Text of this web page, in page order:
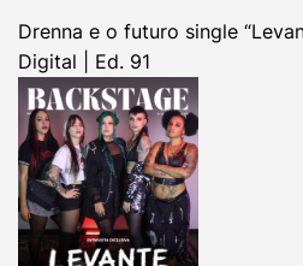
Drenna e o futuro single
Digital | Ed. 91